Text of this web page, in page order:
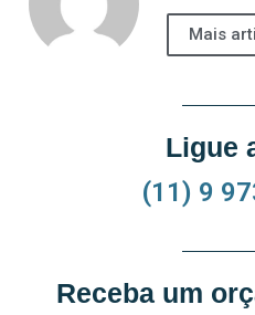
Mais
Ligue
(11) 9
Receba um